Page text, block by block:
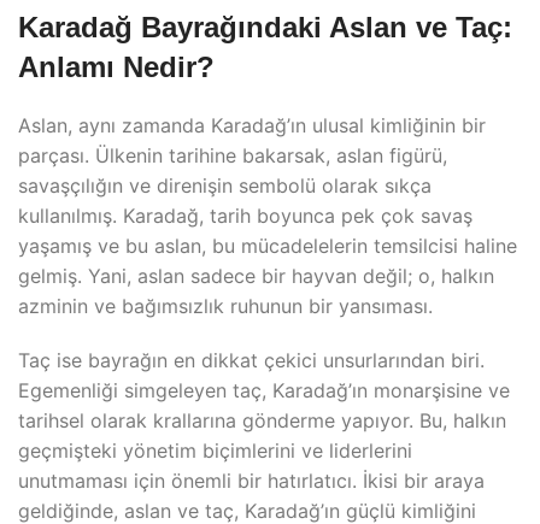
Karadağ Bayrağındaki Aslan ve Taç:
Anlamı Nedir?
Aslan, aynı zamanda Karadağ’ın ulusal kimliğinin bir
parçası. Ülkenin tarihine bakarsak, aslan figürü,
savaşçılığın ve direnişin sembolü olarak sıkça
kullanılmış. Karadağ, tarih boyunca pek çok savaş
yaşamış ve bu aslan, bu mücadelelerin temsilcisi haline
gelmiş. Yani, aslan sadece bir hayvan değil; o, halkın
azminin ve bağımsızlık ruhunun bir yansıması.
Taç ise bayrağın en dikkat çekici unsurlarından biri.
Egemenliği simgeleyen taç, Karadağ’ın monarşisine ve
tarihsel olarak krallarına gönderme yapıyor. Bu, halkın
geçmişteki yönetim biçimlerini ve liderlerini
unutmaması için önemli bir hatırlatıcı. İkisi bir araya
geldiğinde, aslan ve taç, Karadağ’ın güçlü kimliğini